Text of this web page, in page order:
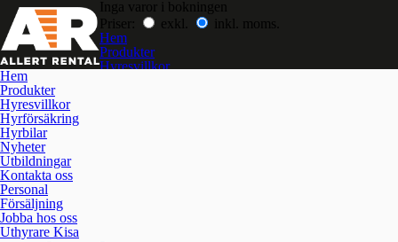
Hem
Produkter
Hyresvillkor
Hyrförsäkring
Hyrbilar
Nyheter
Utbildningar
Kontakta oss
Personal
Försäljning
Jobba hos oss
Uthyrare Kisa
Inga varor i bokningen
Priser:
exkl.
inkl. moms.
Hem
Produkter
Hyresvillkor
Hyrbilar
Nyheter
Utbildningar
Kontakta oss
Jobba hos oss